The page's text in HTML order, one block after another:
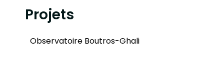
Projets
Observatoire Boutros-Ghali